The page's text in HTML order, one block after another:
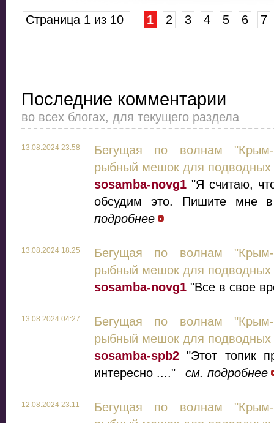
Страница 1 из 10 1 2 3 4 5 6 7
Последние комментарии
во всех блогах, для текущего раздела
13.08.2024 23:58
Бегущая по волнам
рыбный мешок для подводных
sosamba-novg1 "Я считаю,
обсудим это. Пишите мне
подробнее
13.08.2024 18:25
Бегущая по волнам
рыбный мешок для подводных
sosamba-novg1 "Все в свое
13.08.2024 04:27
Бегущая по волнам
рыбный мешок для подводных
sosamba-spb2 "Этот топик
интересно ...."
см. подробнее
12.08.2024 23:11
Бегущая по волнам